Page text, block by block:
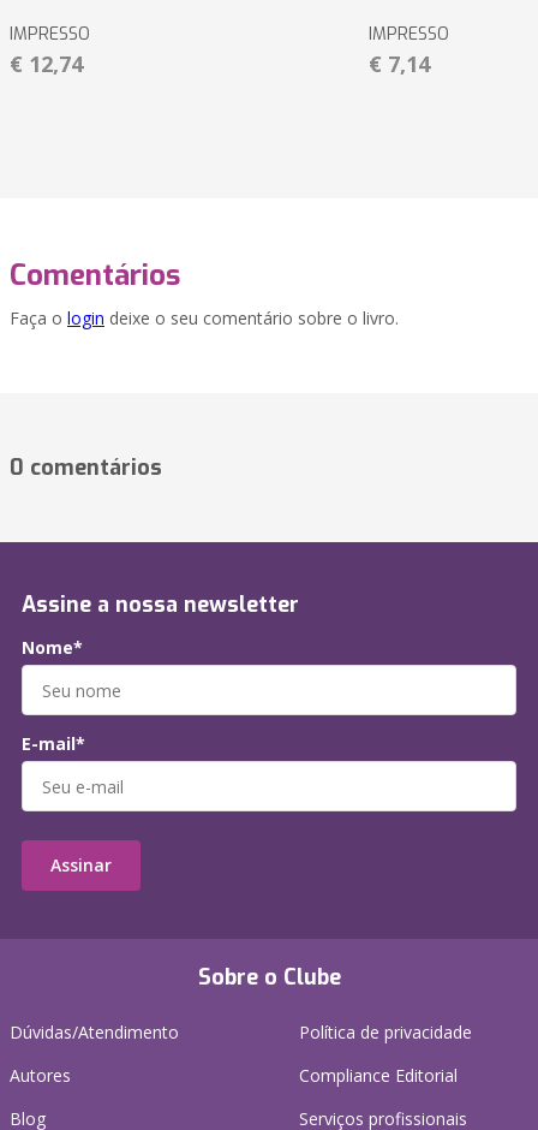
IMPRESSO
€ 12,74
IMPRESSO
€ 7,14
Comentários
Faça o login deixe o seu comentário sobre o livro.
0 comentários
Sobre o Clube
Dúvidas/Atendimento
Autores
Blog
Política de privacidade
Compliance Editorial
Serviços profissionais
Assine a nossa newsletter
Nome*
E-mail*
Assinar